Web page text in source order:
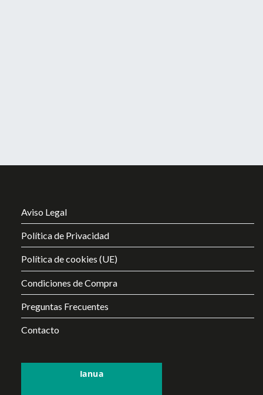
Aviso Legal
Política de Privacidad
Política de cookies (UE)
Condiciones de Compra
Preguntas Frecuentes
Contacto